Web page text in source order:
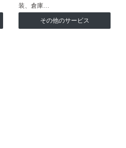
装、倉庫…
その他のサービス